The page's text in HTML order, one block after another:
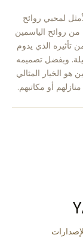
لمحبي روائح
من روائح الياسمين
تأثيره الذي يدوم
وبفضل تصميمه
الخيار المثالي
أو مكاتبهم.